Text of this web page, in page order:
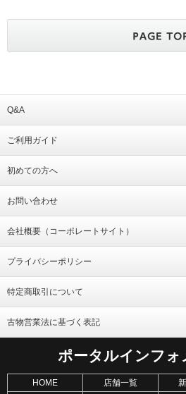
Q&A
ご利用ガイド
初めての方へ
お問い合わせ
会社概要（コーポレートサイト）
プライバシーポリシー
特定商取引について
古物営業法に基づく表記
ポータルインフォ
HOME 店舗一覧